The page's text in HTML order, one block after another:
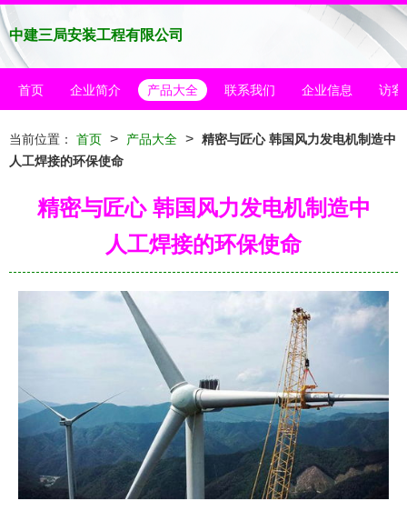
中建三局安装工程有限公司
首页 企业简介 产品大全 联系我们 企业信息 访客
当前位置： 首页 > 产品大全 > 精密与匠心 韩国风力发电机制造中
人工焊接的环保使命
精密与匠心 韩国风力发电机制造中
人工焊接的环保使命